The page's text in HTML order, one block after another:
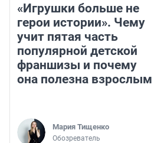
«Игрушки больше не
герои истории». Чему
учит пятая часть
популярной детской
франшизы и почему
она полезна взрослым
Мария Тищенко
Обозреватель